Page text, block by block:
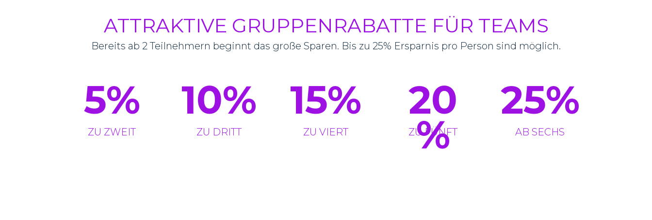
ATTRAKTIVE GRUPPENRABATTE FÜR TEAMS
Bereits ab 2 Teilnehmern beginnt das große Sparen. Bis zu 25% Ersparnis pro Person sind möglich.
5%
ZU ZWEIT
10%
ZU DRITT
15%
ZU VIERT
20
%
ZU FÜNFT
25%
AB SECHS